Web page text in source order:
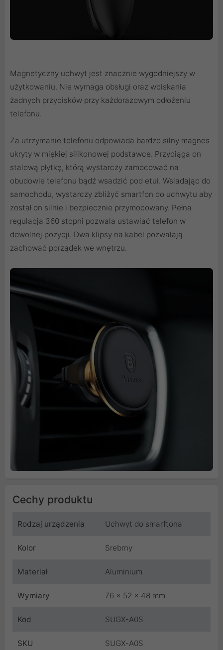
Magnetyczny uchwyt jest znacznie wygodniejszy w
użytkowaniu. Nie wymaga obsługi oraz wciskania
żadnych przycisków przy każdorazowym odłożeniu
telefonu.
Za utrzymanie telefonu odpowiada bardzo silny magnes
ukryty w miękiej silikonowej podstawce. Przyciąga on
stalową płytkę, którą wystarczy zamocować na
obudowie telefonu bądź wsadzić pod etui. Wsiadając do
samochodu, wystarczy zbliżyć smartfon do uchwytu aby
został on silnie i bezpiecznie przymocowany. Pełna
regulacja 360 stopni pozwala ustawiać telefon w
dowolnej pozycji. Dwa klipsy na kabel pozwalają
zachować porządek we wnętrzu.
Cechy produktu
Rodzaj urządzenia Uchwyt do smarftona
Kolor Srebrny
Materiał Aluminium
Wymiary 76 x 52 x 48 mm
Kod SUGX-A0S
SKU SUGX-A0S